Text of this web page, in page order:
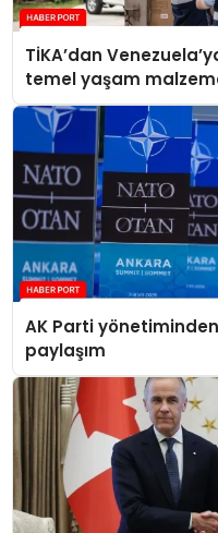
TİKA’dan
temel yaşam
AK Parti
paylaşım